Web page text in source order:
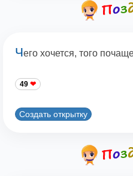
Чего хочется, того
49
Создать открытку